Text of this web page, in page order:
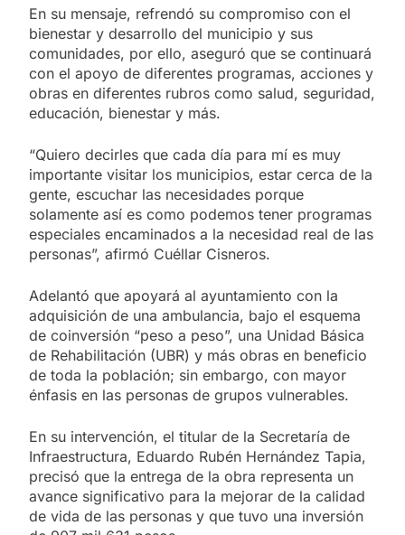
En su mensaje, refrendó su compromiso con el
bienestar y desarrollo del municipio y sus
comunidades, por ello, aseguró que se continuará
con el apoyo de diferentes programas, acciones y
obras en diferentes rubros como salud, seguridad,
educación, bienestar y más.
“Quiero decirles que cada día para mí es muy
importante visitar los municipios, estar cerca de la
gente, escuchar las necesidades porque
solamente así es como podemos tener programas
especiales encaminados a la necesidad real de las
personas”, afirmó Cuéllar Cisneros.
Adelantó que apoyará al ayuntamiento con la
adquisición de una ambulancia, bajo el esquema
de coinversión “peso a peso”, una Unidad Básica
de Rehabilitación (UBR) y más obras en beneficio
de toda la población; sin embargo, con mayor
énfasis en las personas de grupos vulnerables.
En su intervención, el titular de la Secretaría de
Infraestructura, Eduardo Rubén Hernández Tapia,
precisó que la entrega de la obra representa un
avance significativo para la mejorar de la calidad
de vida de las personas y que tuvo una inversión